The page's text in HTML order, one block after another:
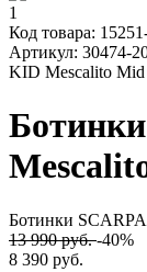
Код товара:
Артикул: 30474-
KID Mescalito
Ботинки SCARPA
13 990 руб.-40%
8 390 руб.